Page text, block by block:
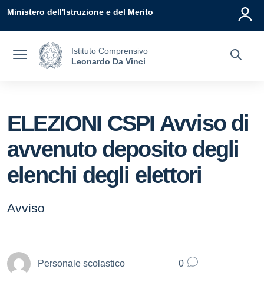
Ministero dell'Istruzione e del Merito
Istituto Comprensivo
Leonardo Da Vinci
ELEZIONI CSPI Avviso di
avvenuto deposito degli
elenchi degli elettori
Avviso
Personale scolastico 0